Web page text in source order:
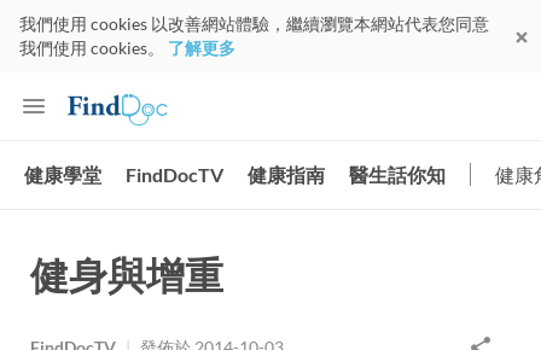
我們使用 cookies 以改善網站體驗，繼續瀏覽本網站代表您同意
我們使用 cookies。 了解更多
健康學堂 FindDocTV 健康指南 醫生話你知 健康
健身與增重